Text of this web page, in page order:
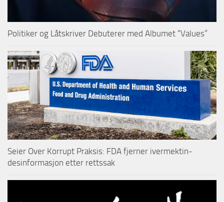
Politiker og Låtskriver Debuterer med Albumet “Values”
Seier Over Korrupt Praksis: FDA fjerner ivermektin-
desinformasjon etter rettssak